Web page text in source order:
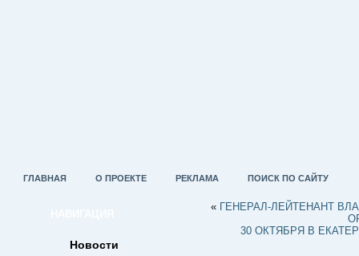
ГЛАВНАЯ О ПРОЕКТЕ РЕКЛАМА ПОИСК ПО САЙТУ
Новости
« ГЕНЕРАЛ-ЛЕЙТЕНАНТ
30 ОКТЯБРЯ В